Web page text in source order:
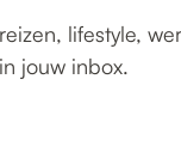
lifestyle,
jouw inbox.